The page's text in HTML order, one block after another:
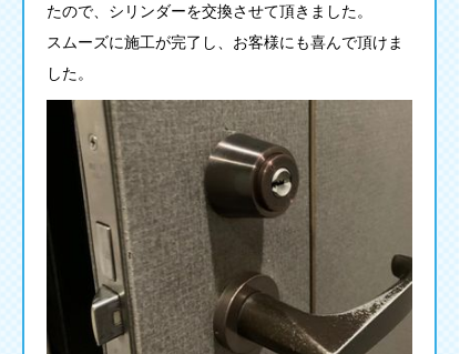
たので、シリンダーを交換させて頂きました。
スムーズに施工が完了し、お客様にも喜んで頂けま
した。